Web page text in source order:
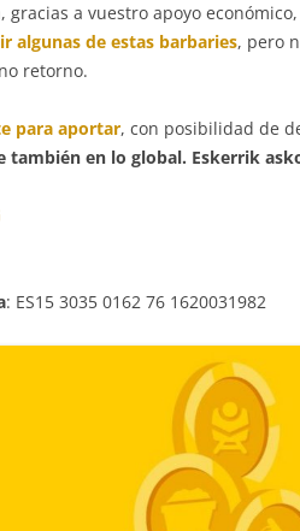
a vuestro apoyo
algunas de estas barbaries, pero
retorno.
para aportar, con posibilidad de
también en lo global. Eskerrik
: ES15 3035 0162 76 1620031982